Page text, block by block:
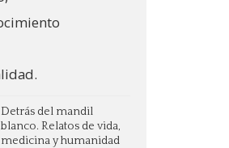
Detrás del mandil
blanco. Relatos de vida,
medicina y humanidad